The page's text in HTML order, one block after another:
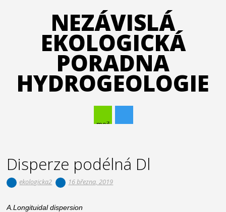
NEZÁVISLÁ
EKOLOGICKÁ
PORADNA
HYDROGEOLOGIE
mail
Disperze podélná Dl
ekologicka2 16 března, 2019
A.Longituidal dispersion